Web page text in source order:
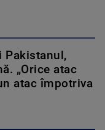
Pakistanul,
„Orice atac
atac împotriva